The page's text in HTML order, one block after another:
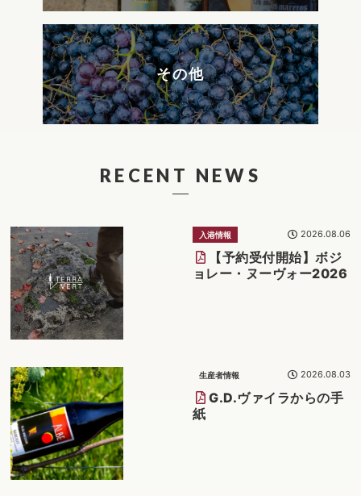
その他
RECENT NEWS
【予約受付開始】ボジ
ョレー・ヌーヴォー2026
入港情報 2026.08.06
G.D.ヴァイラからの手
紙
生産者情報 2026.08.03